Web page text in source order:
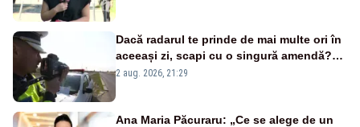
Dacă radarul te prinde de mai multe ori în
aceeași zi, scapi cu o singură amendă?
Ce spune legea
2 aug. 2026, 21:29
Ana Maria Păcuraru: „Ce se alege de un